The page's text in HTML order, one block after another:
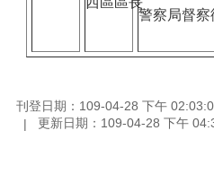
警察局督
刊登日期：109-04-28 下午
更新日期：109-04-28 下午